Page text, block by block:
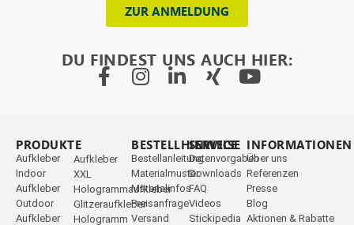
ZUR ANMELDUNG
DU FINDEST UNS AUCH HIER:
PRODUKTE
Aufkleber
Indoor
Aufkleber
Outdoor
Aufkleber
_
Aufkleber
XXL
Hologrammaufkleber
Glitzeraufkleber
Hologramm
BESTELLHINWEISE
Bestellanleitung
Materialmuster
Materialinfos
Preisanfrage
Versand
SERVICE
Datenvorgaben
Downloads
FAQ
Videos
Stickipedia
INFORMATIONEN
Über uns
Referenzen
Presse
Blog
Aktionen & Rabatte